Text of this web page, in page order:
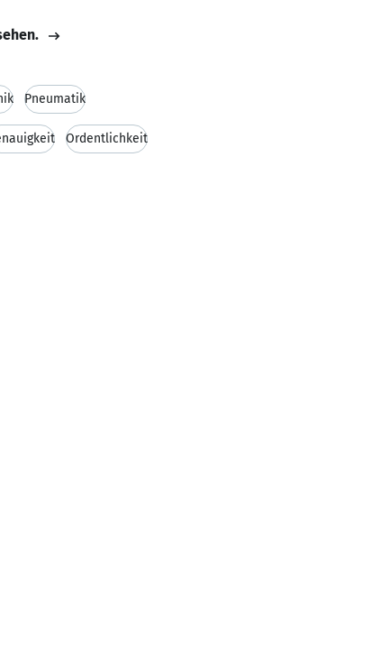
Pneumatik
Ordentlichkeit